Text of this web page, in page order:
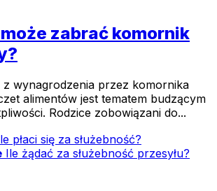
zabrać komornik
z wynagrodzenia przez komornika
alimentów jest tematem budzącym
Rodzice zobowiązani do...
płaci się za służebność?
Ile żądać za służebność przesyłu?